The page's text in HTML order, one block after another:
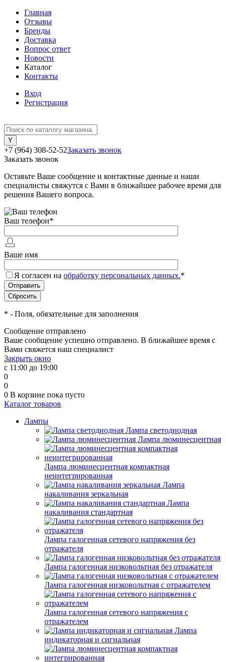
Главная
Отзывы
Бренды
Доставка
Вопрос ответ
Новости
Каталог
Контакты
Вход
Регистрация
+7 (964) 308-52-52Заказать звонок
Заказать звонок
Оставьте Ваше сообщение и контактные данные и наши
специалисты свяжутся с Вами в ближайшее рабочее время для
решения Вашего вопроса.
Ваш телефон*
Ваше имя
Я согласен на обработку персональных данных.*
* - Поля, обязательные для заполнения
Сообщение отправлено
Ваше сообщение успешно отправлено. В ближайшее время с
Вами свяжется наш специалист
Закрыть окно
с 11:00 до 19:00
0
0
0 В корзине пока пусто
Каталог товаров
Лампы
Лампа светодиодная
Лампа люминесцентная
Лампа люминесцентная компактная
неинтегрированная
Лампа
накаливания зеркальная
Лампа
накаливания стандартная
Лампа галогенная сетевого напряжения без
отражателя
Лампа галогенная низковольтная без отражателя
Лампа галогенная низковольтная с отражателем
Лампа галогенная сетевого напряжения с
отражателем
Лампа
индикаторная и сигнальная